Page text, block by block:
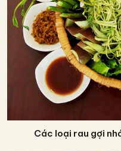
Các loại rau gợi